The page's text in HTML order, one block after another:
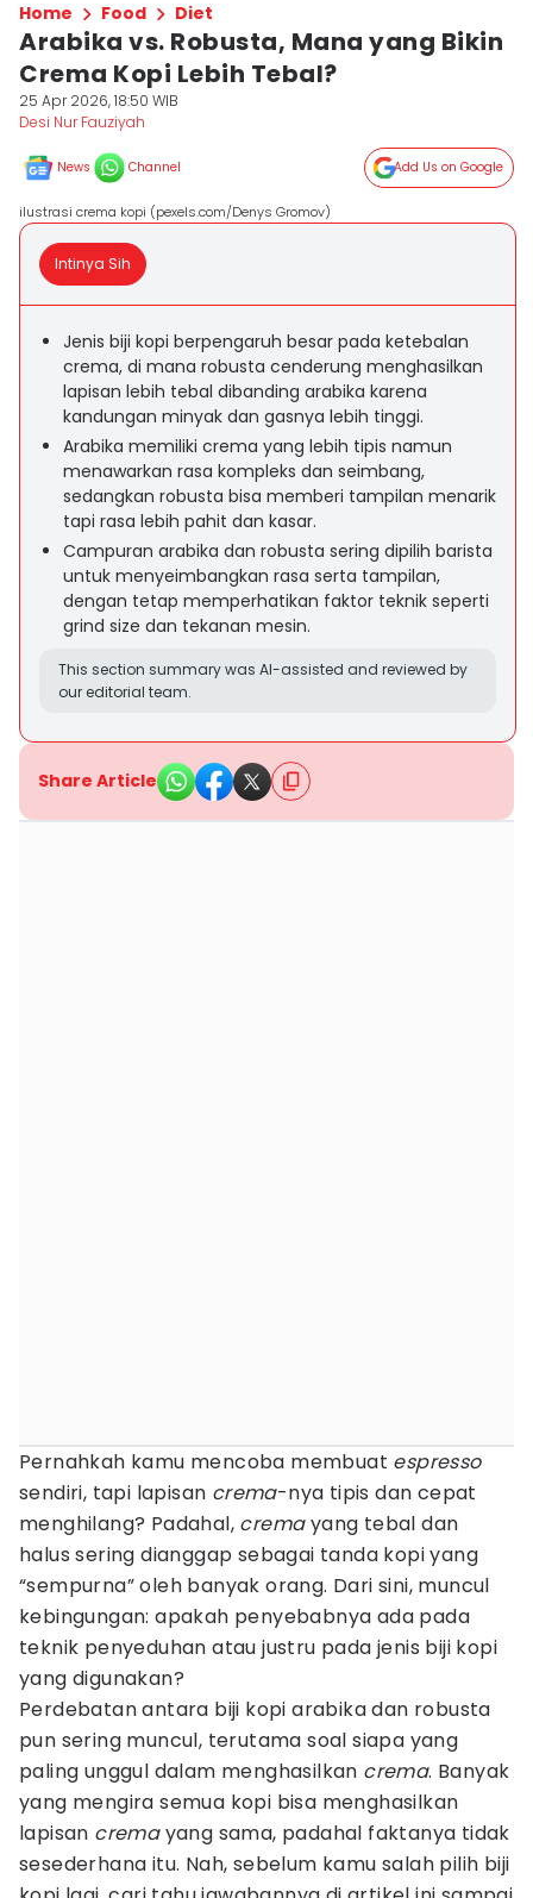
Home Food Diet
Arabika vs. Robusta, Mana yang Bikin
Crema Kopi Lebih Tebal?
25 Apr 2026, 18:50 WIB
Desi Nur Fauziyah
News Channel Add Us on Google
ilustrasi crema kopi (pexels.com/Denys Gromov)
Intinya Sih
Jenis biji kopi berpengaruh besar pada ketebalan
crema, di mana robusta cenderung menghasilkan
lapisan lebih tebal dibanding arabika karena
kandungan minyak dan gasnya lebih tinggi.
Arabika memiliki crema yang lebih tipis namun
menawarkan rasa kompleks dan seimbang,
sedangkan robusta bisa memberi tampilan menarik
tapi rasa lebih pahit dan kasar.
Campuran arabika dan robusta sering dipilih barista
untuk menyeimbangkan rasa serta tampilan,
dengan tetap memperhatikan faktor teknik seperti
grind size dan tekanan mesin.
This section summary was AI-assisted and reviewed by
our editorial team.
Share Article
Pernahkah kamu mencoba membuat espresso
sendiri, tapi lapisan crema-nya tipis dan cepat
menghilang? Padahal, cremayang tebal dan
halus sering dianggap sebagai tanda kopi yang
“sempurna” oleh banyak orang. Dari sini, muncul
kebingungan: apakah penyebabnya ada pada
teknik penyeduhan atau justru pada jenis biji kopi
yang digunakan?
Perdebatan antara biji kopi arabika dan robusta
pun sering muncul, terutama soal siapa yang
paling unggul dalam menghasilkan crema. Banyak
yang mengira semua kopi bisa menghasilkan
lapisan cremayang sama, padahal faktanya tidak
sesederhana itu. Nah, sebelum kamu salah pilih biji